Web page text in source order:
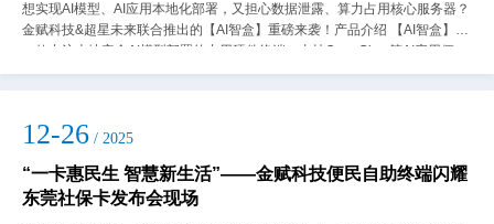
想实现AI模型、AI应用本地化部署，又担心数据泄露、算力占用核心服务器？
金赋科技&超星未来联合推出的【AI智盒】重磅来袭！产品介绍 【AI智盒】是
一款专注本地安全AI模型部署的专用硬件终端，支持OpenClaw等AI应用便...
12-26 / 2025
“一卡惠民生 智慧新生活”——金赋科技便民自助终端闪耀
东莞社保卡发布会现场